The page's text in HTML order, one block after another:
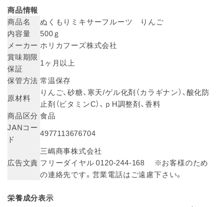
商品情報
商品名
ぬくもりミキサーフルーツ りんご
内容量
500ｇ
メーカー ホリカフーズ株式会社
賞味期限
保証
1ヶ月以上
保管方法 常温保存
原材料
りんご、砂糖、寒天/ゲル化剤（カラギナン）、酸化防
止剤（ビタミンC）、ｐH調整剤、香料
商品区分 食品
JANコー
ド
4977113676704
広告文責
三嶋商事株式会社
フリーダイヤル 0120-244-168 ※お客様のため
の連絡先です。営業電話はご遠慮下さい。
栄養成分表示